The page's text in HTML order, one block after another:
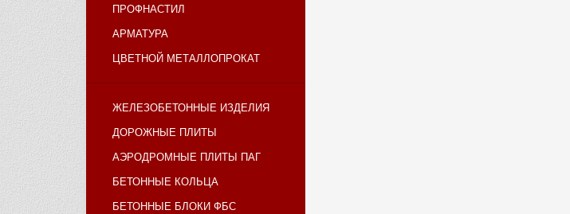
ПРОФНАСТИЛ
АРМАТУРА
ЦВЕТНОЙ МЕТАЛЛОПРОКАТ
ЖЕЛЕЗОБЕТОННЫЕ ИЗДЕЛИЯ
ДОРОЖНЫЕ ПЛИТЫ
АЭРОДРОМНЫЕ ПЛИТЫ ПАГ
БЕТОННЫЕ КОЛЬЦА
БЕТОННЫЕ БЛОКИ ФБС